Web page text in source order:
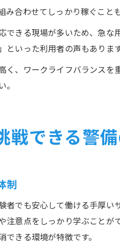
合わせてしっかり稼ぐことも
できる現場が多いため、急
いった利用者の声もあります
く、ワークライフバランス
戦できる警
制
でも安心して働ける手厚
注意点をしっかり学ぶこと
きる環境が特徴です。